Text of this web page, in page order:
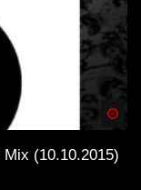
(10.10.2015)